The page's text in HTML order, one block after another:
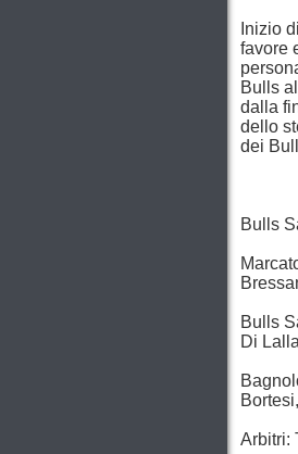
Inizio
favore
Bulls
dalla
dello
dei
Bulls
Bulls
Di
Arbitri: